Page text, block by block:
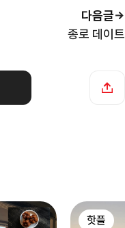
종로 데이트
다음글
핫플